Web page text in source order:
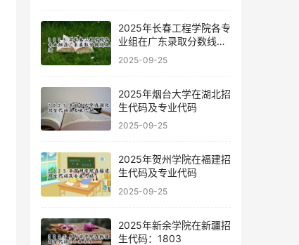
2025年长春工程学院各专
业组在广东录取分数线及
位次
2025-09-25
2025年烟台大学在湖北招
生代码及专业代码
2025-09-25
2025年贺州学院在福建招
生代码及专业代码
2025-09-25
2025年新余学院在新疆招
生代码：1803